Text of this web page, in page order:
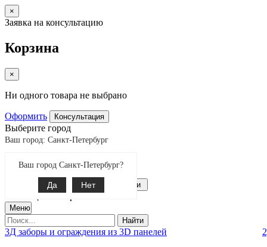
×
Заявка на консультацию
Корзина
×
Ни одного товара не выбрано
Оформить Консультация
Выберите город
Ваш город: Санкт-Петербург
Ваш город Санкт-Петербург?
Да Нет
Екатеринбург
8-800-775-99-60
Связаться с нами
позиции товаров
Меню
Найти
3Д заборы и ограждения из 3D панелей